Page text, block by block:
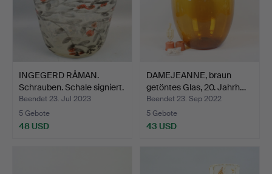
INGEGERD RÅMAN.
Schrauben. Schale signiert.
Beendet 23. Jul 2023
5 Gebote
48 USD
DAMEJEANNE, braun
getöntes Glas, 20. Jahrh…
Beendet 23. Sep 2022
5 Gebote
43 USD